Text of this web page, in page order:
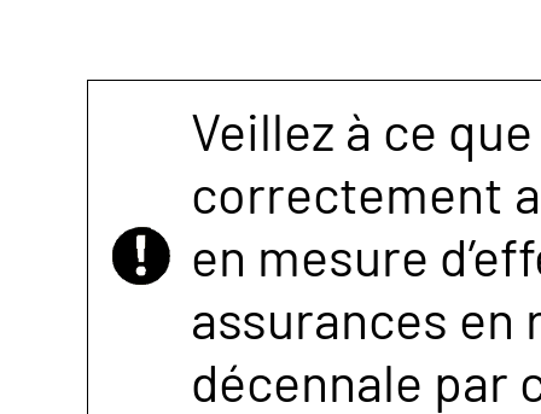
Veillez à ce
correctement
en mesure
assurances
décennale par